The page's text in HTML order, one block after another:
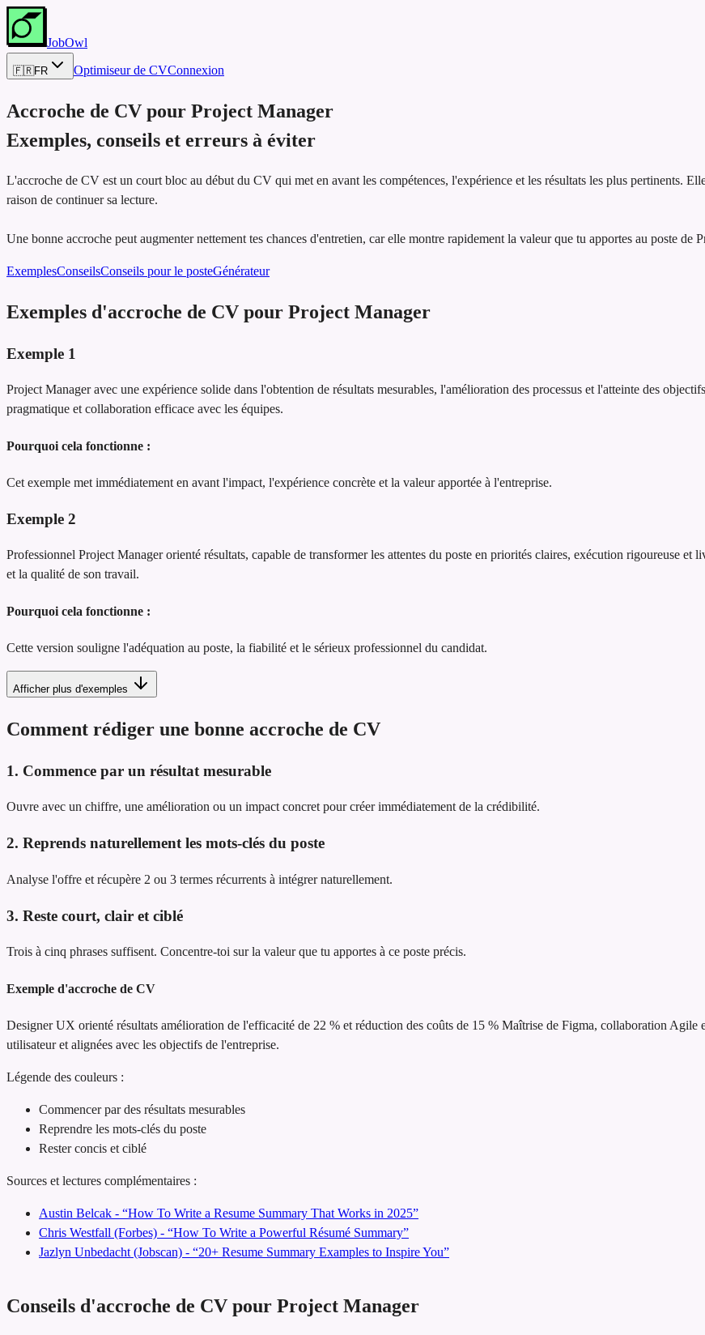
JobOwl
🇫🇷FR Optimiseur de CVConnexion
Accroche de CV pour Project Manager
Exemples, conseils et erreurs à éviter
L'accroche de CV est un court bloc au début du CV qui met en avant les compétences, l'expérience et les résultats les plus pertinents.
raison de continuer sa lecture.
Une bonne accroche peut augmenter nettement tes chances d'entretien, car elle montre rapidement la valeur que tu apportes au poste de
ExemplesConseilsConseils pour le posteGénérateur
Exemples d'accroche de CV pour Project Manager
Exemple 1
Project Manager avec une expérience solide dans l'obtention de résultats mesurables, l'amélioration des processus et l'atteinte des
pragmatique et collaboration efficace avec les équipes.
Pourquoi cela fonctionne :
Cet exemple met immédiatement en avant l'impact, l'expérience concrète et la valeur apportée à l'entreprise.
Exemple 2
Professionnel Project Manager orienté résultats, capable de transformer les attentes du poste en priorités claires, exécution rigoureuse
et la qualité de son travail.
Pourquoi cela fonctionne :
Cette version souligne l'adéquation au poste, la fiabilité et le sérieux professionnel du candidat.
Afficher plus d'exemples
Comment rédiger une bonne accroche de CV
1. Commence par un résultat mesurable
Ouvre avec un chiffre, une amélioration ou un impact concret pour créer immédiatement de la crédibilité.
2. Reprends naturellement les mots-clés du poste
Analyse l'offre et récupère 2 ou 3 termes récurrents à intégrer naturellement.
3. Reste court, clair et ciblé
Trois à cinq phrases suffisent. Concentre-toi sur la valeur que tu apportes à ce poste précis.
Exemple d'accroche de CV
Designer UX orienté résultats amélioration de l'efficacité de 22 % et réduction des coûts de 15 % Maîtrise de Figma, collaboration Agile
utilisateur et alignées avec les objectifs de l'entreprise.
Légende des couleurs :
Commencer par des résultats mesurables
Reprendre les mots-clés du poste
Rester concis et ciblé
Sources et lectures complémentaires :
Austin Belcak - “How To Write a Resume Summary That Works in 2025”
Chris Westfall (Forbes) - “How To Write a Powerful Résumé Summary”
Jazlyn Unbedacht (Jobscan) - “20+ Resume Summary Examples to Inspire You”
Conseils d'accroche de CV pour Project Manager